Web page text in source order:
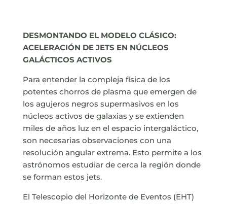
DESMONTANDO EL MODELO CLÁSICO:
ACELERACIÓN DE JETS EN NÚCLEOS
GALÁCTICOS ACTIVOS
Para entender la compleja física de los
potentes chorros de plasma que emergen de
los agujeros negros supermasivos en los
núcleos activos de galaxias y se extienden
miles de años luz en el espacio intergaláctico,
son necesarias observaciones con una
resolución angular extrema. Esto permite a los
astrónomos estudiar de cerca la región donde
se forman estos jets.
El Telescopio del Horizonte de Eventos (EHT)